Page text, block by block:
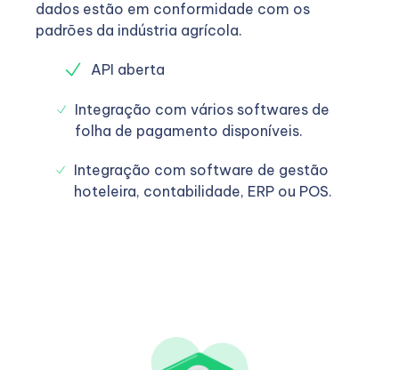
dados estão em conformidade com os
padrões da indústria agrícola.
API aberta
Integração com vários softwares de
folha de pagamento disponíveis.
Integração com software de gestão
hoteleira, contabilidade, ERP ou POS.